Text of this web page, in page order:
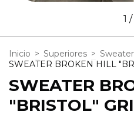
1 /
Inicio > Superiores >
SWEATER BROKEN HILL
SWEATER
"BRISTOL"